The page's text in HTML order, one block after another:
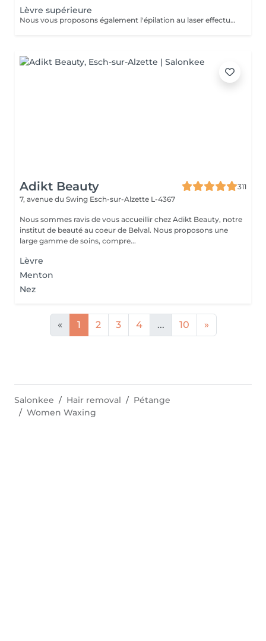
Lèvre supérieure
Nous vous proposons également l'épilation au laser effectué par une infirmière.
Adikt Beauty
311
7, avenue du Swing Esch-sur-Alzette L-4367
Nous sommes ravis de vous accueillir chez Adikt Beauty, notre
institut de beauté au coeur de Belval. Nous proposons une
large gamme de soins, compre...
Lèvre
Menton
Nez
« 1 2 3 4 ... 10 »
Salonkee Hair removal
Pétange
Women Waxing